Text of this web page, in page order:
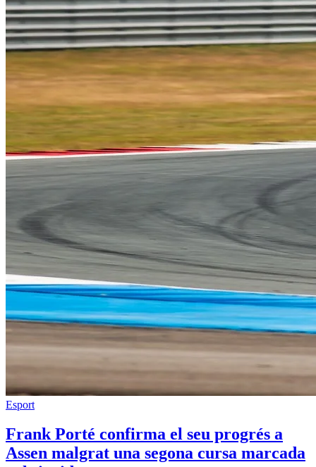
Esport
Frank Porté confirma el seu progrés a
Assen malgrat una segona cursa marcada